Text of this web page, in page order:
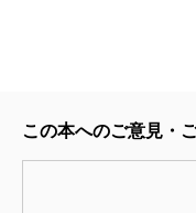
ストは自分自身に向
い、形を見たいとい
生まれる。ところ
この本へのご意見・